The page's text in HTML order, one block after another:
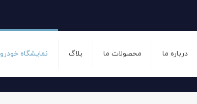
درباره ما محصولات ما بلاگ نمایشگاه خودرو